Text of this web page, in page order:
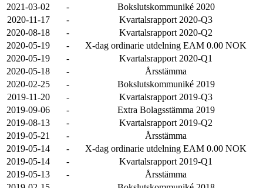
2021-03-02
-
Bokslutskommuniké 2020
2020-11-17
-
Kvartalsrapport 2020-Q3
2020-08-18
-
Kvartalsrapport 2020-Q2
2020-05-19
-
X-dag ordinarie utdelning EAM 0.00 NOK
2020-05-19
-
Kvartalsrapport 2020-Q1
2020-05-18
-
Årsstämma
2020-02-25
-
Bokslutskommuniké 2019
2019-11-20
-
Kvartalsrapport 2019-Q3
2019-09-06
-
Extra Bolagsstämma 2019
2019-08-13
-
Kvartalsrapport 2019-Q2
2019-05-21
-
Årsstämma
2019-05-14
-
X-dag ordinarie utdelning EAM 0.00 NOK
2019-05-14
-
Kvartalsrapport 2019-Q1
2019-05-13
-
Årsstämma